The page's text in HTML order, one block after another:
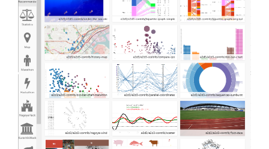
チ
ャ
ー
ト
の
デ
ー
タ
系
列”